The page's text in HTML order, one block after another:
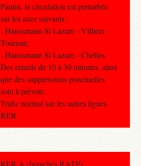
Pantin, la circulation est perturbée
sur les axes suivants :
- Haussmann St Lazare - Villiers -
Tournan,
- Haussmann St Lazare - Chelles.
Des retards de 10 à 30 minutes, ainsi
que des suppressions ponctuelles
sont à prévoir.
Trafic normal sur les autres lignes
RER.
RER A (branches RATP)